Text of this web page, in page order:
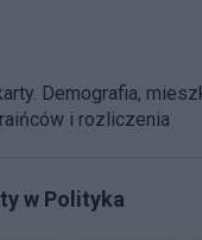
Demografia,
i rozliczenia
w Polityka